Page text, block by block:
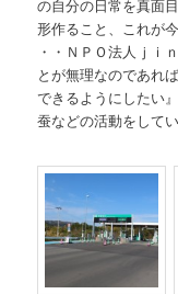
の自分の日常を真面
形作ること、これが
・・ＮＰＯ法人ｊｉ
とが無理なのであれ
できるようにしたい
蚕などの活動をし